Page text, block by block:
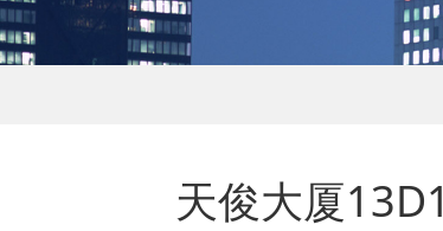
天俊大厦13D1